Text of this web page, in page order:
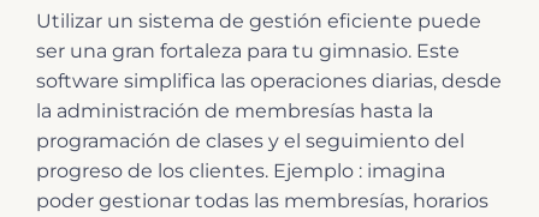
Utilizar un sistema de gestión eficiente puede
ser una gran fortaleza para tu gimnasio. Este
software simplifica las operaciones diarias, desde
la administración de membresías hasta la
programación de clases y el seguimiento del
progreso de los clientes. Ejemplo : imagina
poder gestionar todas las membresías, horarios